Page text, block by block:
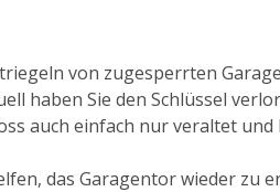
von zugesperrten
haben Sie den Schlüssel
auch einfach nur veraltet
das Garagentor wieder